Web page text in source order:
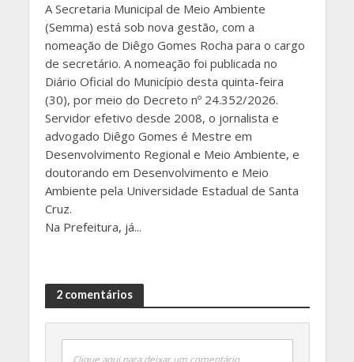
A Secretaria Municipal de Meio Ambiente
(Semma) está sob nova gestão, com a
nomeação de Diêgo Gomes Rocha para o cargo
de secretário. A nomeação foi publicada no
Diário Oficial do Município desta quinta-feira
(30), por meio do Decreto nº 24.352/2026.
Servidor efetivo desde 2008, o jornalista e
advogado Diêgo Gomes é Mestre em
Desenvolvimento Regional e Meio Ambiente, e
doutorando em Desenvolvimento e Meio
Ambiente pela Universidade Estadual de Santa
Cruz.
Na Prefeitura, já...
2 comentários
Clique aqui para deixar um comentário